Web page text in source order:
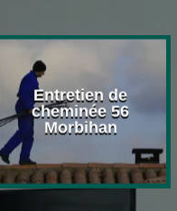
Entretien de
cheminée 56
Morbihan